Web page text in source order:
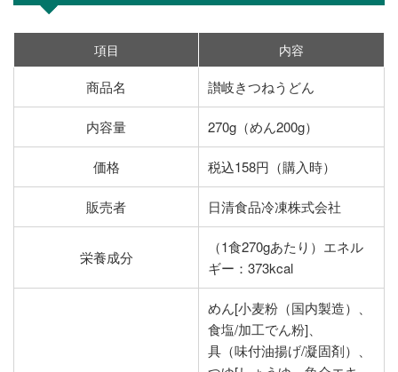
項目
内容
商品名
讃岐きつねうどん
内容量 270g（めん200g）
価格 税込158円（購入時）
販売者 日清食品冷凍株式会社
栄養成分
（1食270gあたり）エネル
ギー：373kcal
めん[小麦粉（国内製造）、
食塩/加工でん粉]、
具（味付油揚げ/凝固剤）、